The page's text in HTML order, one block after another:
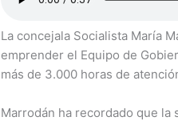
La concejala Socialista María
emprender el Equipo de
más de 3.000 horas de
Marrodán ha recordado que la